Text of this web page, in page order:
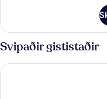
herbergi
-
1
meðalstórt
tvíbreitt
Svipaðir gististaðir
AMERON Hamburg